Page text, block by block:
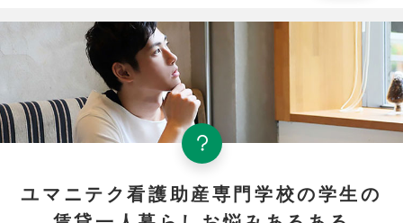
ユマニテク看護助産専門学校の学生の